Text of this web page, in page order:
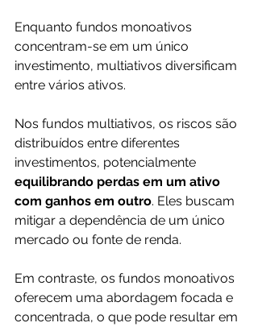
Enquanto fundos monoativos
concentram-se em um único
investimento, multiativos diversificam
entre vários ativos.
Nos fundos multiativos, os riscos são
distribuídos entre diferentes
investimentos, potencialmente
equilibrando perdas em um ativo
com ganhos em outro. Eles buscam
mitigar a dependência de um único
mercado ou fonte de renda.
Em contraste, os fundos monoativos
oferecem uma abordagem focada e
concentrada, o que pode resultar em